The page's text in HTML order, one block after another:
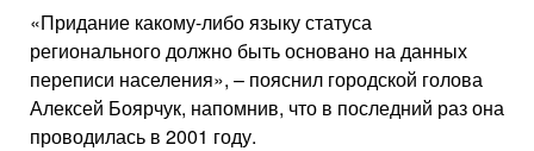
«Придание какому-либо языку статуса
регионального должно быть основано на данных
переписи населения», – пояснил городской голова
Алексей Боярчук, напомнив, что в последний раз она
проводилась в 2001 году.